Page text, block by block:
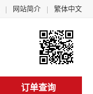
网站简介 繁体中文
订单查询